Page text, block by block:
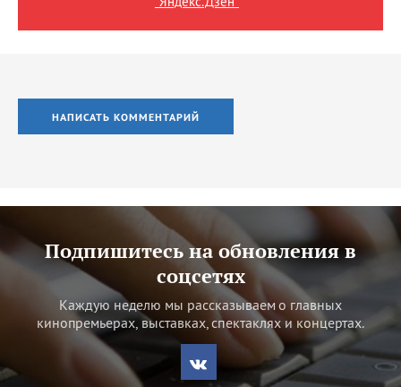
НАПИСАТЬ КОММЕНТАРИЙ
Подпишитесь на обновления в
соцсетях
Каждую неделю мы рассказываем о главных
кинопремьерах, выставках, спектаклях и концертах.